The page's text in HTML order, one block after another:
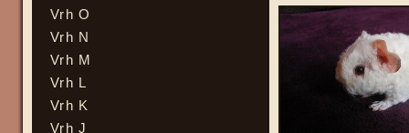
Vrh O
Vrh N
Vrh M
Vrh L
Vrh K
Vrh J